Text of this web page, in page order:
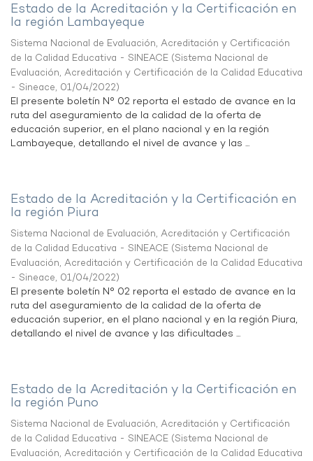
Estado de la Acreditación y la Certificación en
la región Lambayeque
Sistema Nacional de Evaluación, Acreditación y Certificación
de la Calidad Educativa - SINEACE (Sistema Nacional de
Evaluación, Acreditación y Certificación de la Calidad Educativa
- Sineace, 01/04/2022)
El presente boletín N° 02 reporta el estado de avance en la
ruta del aseguramiento de la calidad de la oferta de
educación superior, en el plano nacional y en la región
Lambayeque, detallando el nivel de avance y las ...
Estado de la Acreditación y la Certificación en
la región Piura
Sistema Nacional de Evaluación, Acreditación y Certificación
de la Calidad Educativa - SINEACE (Sistema Nacional de
Evaluación, Acreditación y Certificación de la Calidad Educativa
- Sineace, 01/04/2022)
El presente boletín N° 02 reporta el estado de avance en la
ruta del aseguramiento de la calidad de la oferta de
educación superior, en el plano nacional y en la región Piura,
detallando el nivel de avance y las dificultades ...
Estado de la Acreditación y la Certificación en
la región Puno
Sistema Nacional de Evaluación, Acreditación y Certificación
de la Calidad Educativa - SINEACE (Sistema Nacional de
Evaluación, Acreditación y Certificación de la Calidad Educativa